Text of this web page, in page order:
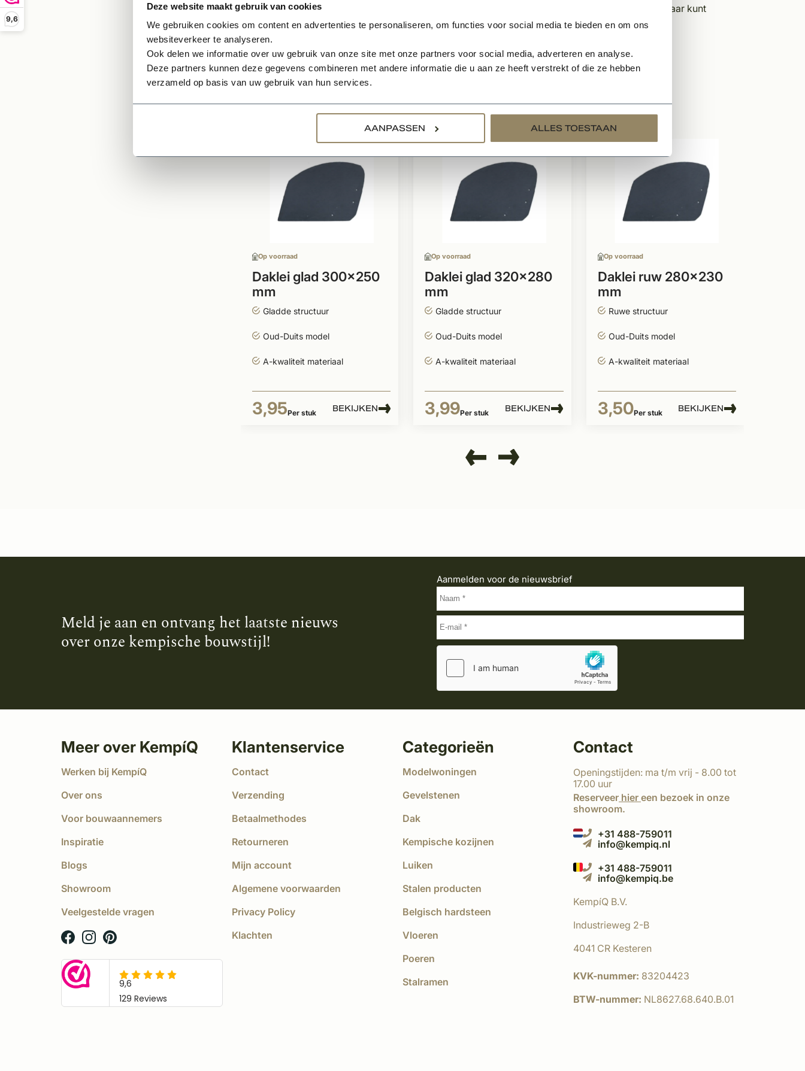
Deze website maakt gebruik van cookies
We gebruiken cookies om content en advertenties te personaliseren, om functies voor social media te bieden en om ons
websiteverkeer te analyseren.
Ook delen we informatie over uw gebruik van onze site met onze partners voor social media, adverteren en analyse.
Deze partners kunnen deze gegevens combineren met andere informatie die u aan ze heeft verstrekt of die ze hebben
verzameld op basis van uw gebruik van hun services.
AANPASSEN ALLES TOESTAAN
9,6
oneffenheden en kleurverschillen in de lei zitten en u deze hierdoor perfect passend op- en in elkaar kunt
bevestigen.
Gerelateerde producten
Op voorraad
Daklei glad 300x250
mm
Gladde structuur
Oud-Duits model
A-kwaliteit materiaal
3,95Per stuk BEKIJKEN
Op voorraad
Daklei glad 320x280
mm
Gladde structuur
Oud-Duits model
A-kwaliteit materiaal
3,99Per stuk BEKIJKEN
Op voorraad
Daklei ruw 280x230
mm
Ruwe structuur
Oud-Duits model
A-kwaliteit materiaal
3,50Per stuk BEKIJKEN
Meld je aan en ontvang het laatste nieuws
over onze kempische bouwstijl!
Aanmelden voor de nieuwsbrief
Meer over KempíQ
Werken bij KempíQ
Over ons
Voor bouwaannemers
Inspiratie
Blogs
Showroom
Veelgestelde vragen
Klantenservice
Contact
Verzending
Betaalmethodes
Retourneren
Mijn account
Algemene voorwaarden
Privacy Policy
Klachten
Categorieën
Modelwoningen
Gevelstenen
Dak
Kempische kozijnen
Luiken
Stalen producten
Belgisch hardsteen
Vloeren
Poeren
Stalramen
Contact
Openingstijden: ma t/m vrij - 8.00 tot
17.00 uur
Reserveer hier een bezoek in onze
showroom.
+31 488-759011
info@kempiq.nl
+31 488-759011
info@kempiq.be
KempíQ B.V.
Industrieweg 2-B
4041 CR Kesteren
KVK-nummer: 83204423
BTW-nummer: NL8627.68.640.B.01